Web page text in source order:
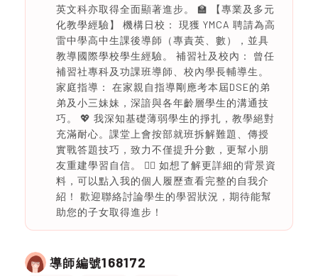
英文科亦取得全面顯著進步。 🏫 【專業及多元
化教學經驗】 機構日校： 現獲 YMCA 聘請為高
雷中學高中生課後導師（專責英、數），並具
教導國際學校學生經驗。 補習社及校內： 曾任
補習社專科及功課班導師、校內學長輔導生。
家庭指導： 在家親自指導剛應考本屆DSE的弟
弟及小三妹妹，深諳與各年齡層學生的溝通技
巧。 💖 我深知基礎薄弱學生的掙扎，教學絕對
充滿耐心。課堂上會按部就班拆解難題、傳授
實戰答題技巧，致力不僅提升分數，更幫小朋
友重建學習自信。 👉🏻 如想了解更詳細的背景資
料，可以點入我的個人履歷查看完整的自我介
紹！ 歡迎聯絡討論學生的學習狀況，期待能幫
助您的子女取得進步！
導師編號168172